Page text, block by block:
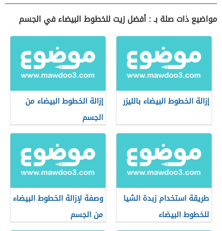
مواضيع ذات صلة بـ : أفضل زيت للخطوط البيضاء في الجسم
إزالة الخطوط البيضاء بالليزر
إزالة الخطوط البيضاء من
الجسم
طريقة استخدام زبدة الشيا
للخطوط البيضاء
وصفة لإزالة الخطوط البيضاء
من الجسم